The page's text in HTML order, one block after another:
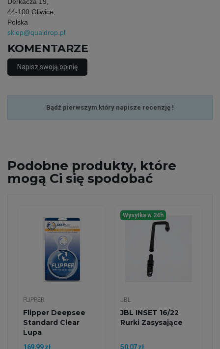
44-100 Gliwice,
Polska
sklep@qualdrop.pl
KOMENTARZE
Napisz swoją opinię
Bądź pierwszym który napisze recenzję !
Podobne produkty, które
mogą Ci się spodobać
FLIPPER
Flipper Deepsee
Standard Clear
Lupa
Akwarystyczna
169,99 zł
Wysyłka w 24h
JBL
JBL INSET 16/22
Rurki Zasysające
50,07 zł